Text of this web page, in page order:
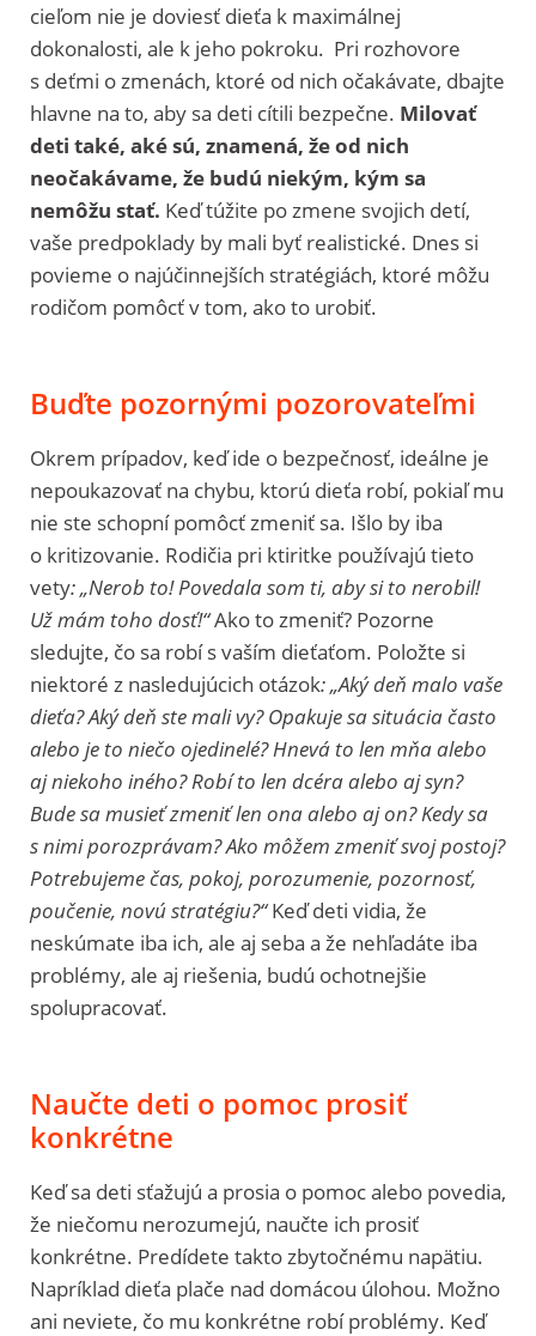
cieľom nie je doviesť dieťa k maximálnej
dokonalosti, ale k jeho pokroku. Pri rozhovore
s deťmi o zmenách, ktoré od nich očakávate, dbajte
hlavne na to, aby sa deti cítili bezpečne. Milovať
deti také, aké sú, znamená, že od nich
neočakávame, že budú niekým, kým sa
nemôžu stať. Keď túžite po zmene svojich detí,
vaše predpoklady by mali byť realistické. Dnes si
povieme o najúčinnejších stratégiách, ktoré môžu
rodičom pomôcť v tom, ako to urobiť.
Buďte pozornými pozorovateľmi
Okrem prípadov, keď ide o bezpečnosť, ideálne je
nepoukazovať na chybu, ktorú dieťa robí, pokiaľ mu
nie ste schopní pomôcť zmeniť sa. Išlo by iba
o kritizovanie. Rodičia pri ktiritke používajú tieto
vety: „Nerob to! Povedala som ti, aby si to nerobil!
Už mám toho dosť!“Ako to zmeniť? Pozorne
sledujte, čo sa robí s vaším dieťaťom. Položte si
niektoré z nasledujúcich otázok: „Aký deň malo vaše
dieťa? Aký deň ste mali vy? Opakuje sa situácia často
alebo je to niečo ojedinelé? Hnevá to len mňa alebo
aj niekoho iného? Robí to len dcéra alebo aj syn?
Bude sa musieť zmeniť len ona alebo aj on? Kedy sa
s nimi porozprávam? Ako môžem zmeniť svoj postoj?
Potrebujeme čas, pokoj, porozumenie, pozornosť,
poučenie, novú stratégiu?“Keď deti vidia, že
neskúmate iba ich, ale aj seba a že nehľadáte iba
problémy, ale aj riešenia, budú ochotnejšie
spolupracovať.
Naučte deti o pomoc prosiť
konkrétne
Keď sa deti sťažujú a prosia o pomoc alebo povedia,
že niečomu nerozumejú, naučte ich prosiť
konkrétne. Predídete takto zbytočnému napätiu.
Napríklad dieťa plače nad domácou úlohou. Možno
ani neviete, čo mu konkrétne robí problémy. Keď